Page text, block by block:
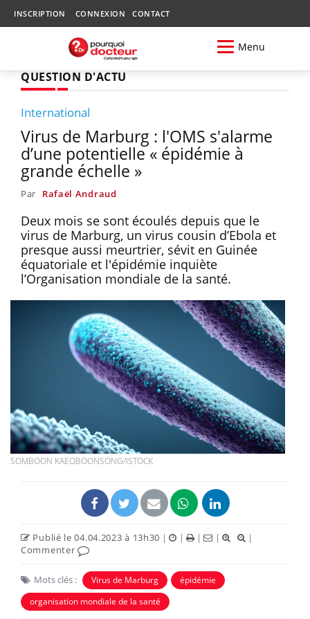
INSCRIPTION CONNEXION CONTACT
Menu
QUESTION D'ACTU
International
Virus de Marburg : l'OMS s'alarme
d’une potentielle « épidémie à
grande échelle »
Par Rafaël Andraud
Deux mois se sont écoulés depuis que le
virus de Marburg, un virus cousin d’Ebola et
presque aussi meurtrier, sévit en Guinée
équatoriale et l'épidémie inquiète
l’Organisation mondiale de la santé.
SOMBOON KAEOBOONSONG/ISTOCK
Publié le 04.04.2023 à 13h30 | | | |
|
Commenter
Mots clés : Virus de Marburg
épidémie
organisation mondiale de la santé